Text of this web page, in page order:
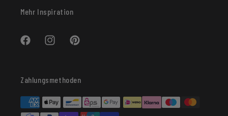
Mehr Inspiration
FacebookInstagramPinterest
Zahlungsmethoden